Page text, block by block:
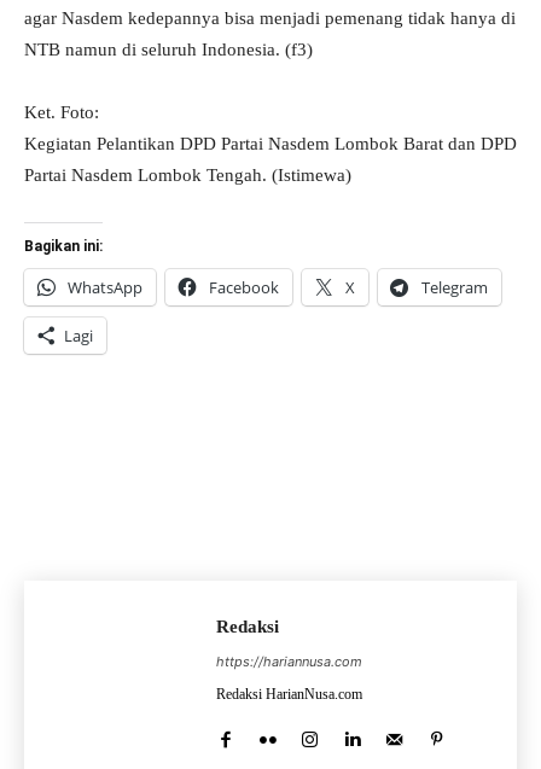
agar Nasdem kedepannya bisa menjadi pemenang tidak hanya di
NTB namun di seluruh Indonesia. (f3)
Ket. Foto:
Kegiatan Pelantikan DPD Partai Nasdem Lombok Barat dan DPD
Partai Nasdem Lombok Tengah. (Istimewa)
Bagikan ini:
WhatsApp Facebook X Telegram
Lagi
Redaksi
https://hariannusa.com
Redaksi HarianNusa.com